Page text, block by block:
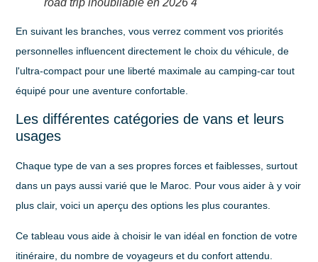
road trip inoubliable en 2026 4
En suivant les branches, vous verrez comment vos priorités
personnelles influencent directement le choix du véhicule, de
l'ultra-compact pour une liberté maximale au camping-car tout
équipé pour une aventure confortable.
Les différentes catégories de vans et leurs
usages
Chaque type de van a ses propres forces et faiblesses, surtout
dans un pays aussi varié que le Maroc. Pour vous aider à y voir
plus clair, voici un aperçu des options les plus courantes.
Ce tableau vous aide à choisir le van idéal en fonction de votre
itinéraire, du nombre de voyageurs et du confort attendu.